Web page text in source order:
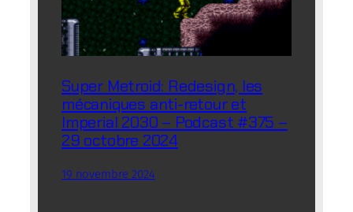
Super Metroid: Redesign, les
mécaniques anti-retour et
Imperial 2030 – Podcast #375 –
29 octobre 2024
19 novembre 2024